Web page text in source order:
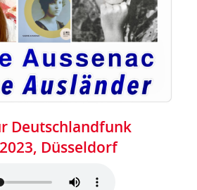
Deutschlandfunk
Düsseldorf